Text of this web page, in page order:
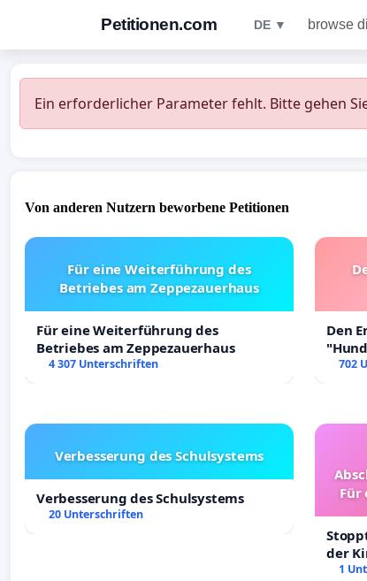
Petitionen.com DE ▼ browse
Ein erforderlicher Parameter fehlt. Bitte gehen
Von anderen Nutzern beworbene Petitionen
Für eine Weiterführung des
Betriebes am Zeppezauerhaus
Für eine Weiterführung des
Betriebes am Zeppezauerhaus
4 307 Unterschriften
Den
702
Verbesserung des Schulsystems
Verbesserung des Schulsystems
20 Unterschriften
Für
der
1